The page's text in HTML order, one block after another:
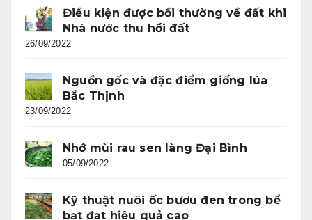
Điều kiện được bồi thường về đất khi
Nhà nước thu hồi đất
26/09/2022
Nguồn gốc và đặc điểm giống lúa
Bắc Thịnh
23/09/2022
Nhớ mùi rau sen làng Đại Bình
05/09/2022
Kỹ thuật nuôi ốc bươu đen trong bể
bạt đạt hiệu quả cao